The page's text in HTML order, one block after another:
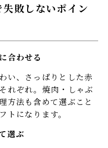
敗しないポイン
合わせる
い、さっぱりとした赤
れぞれ。焼肉・しゃぶ
方法も含めて選ぶこと
トになります。
選ぶ